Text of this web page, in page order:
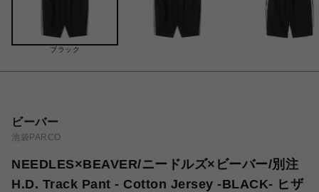
ブラック
ビーバー
池袋PARCO
NEEDLES×BEAVER/ニードルズ×ビーバー/別注
H.D. Track Pant - Cotton Jersey -BLACK- ヒザ